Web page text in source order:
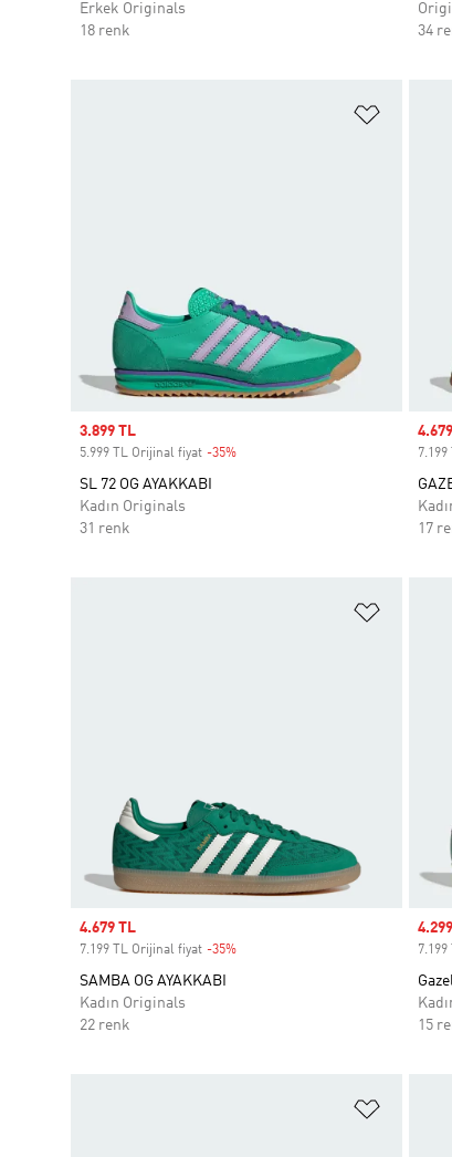
Erkek Originals
18 renk
34
Sale price
3.899 TL
5.999 TL Orijinal fiyat -35%
SL 72 OG AYAKKABI
Kadın Originals
31 renk
Sale
17
Sale price
4.679 TL
7.199 TL Orijinal fiyat -35%
SAMBA OG AYAKKABI
Kadın Originals
22 renk
Sale
15